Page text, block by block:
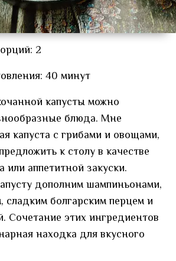
2
40 минут
капусты можно
блюда. Мне
капуста с грибами и овощами,
к столу в качестве
или аппетитной закуски.
дополним шампиньонами,
сладким болгарским перцем и
Сочетание этих ингредиентов
находка для вкусного